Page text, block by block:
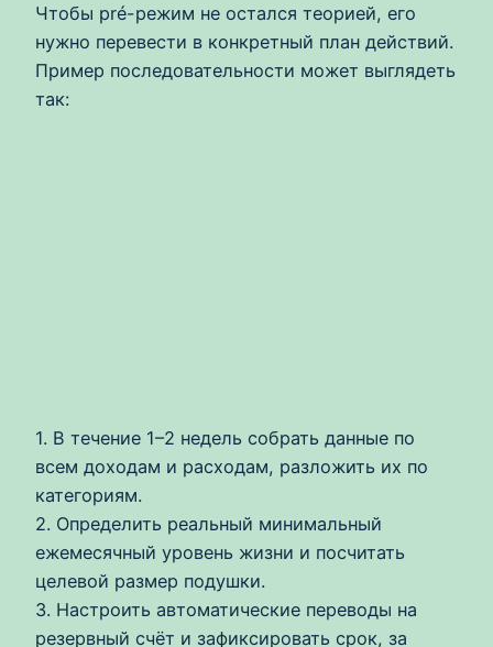
Чтобы pré-режим не остался теорией, его
нужно перевести в конкретный план действий.
Пример последовательности может выглядеть
так:
1. В течение 1–2 недель собрать данные по
всем доходам и расходам, разложить их по
категориям.
2. Определить реальный минимальный
ежемесячный уровень жизни и посчитать
целевой размер подушки.
3. Настроить автоматические переводы на
резервный счёт и зафиксировать срок, за